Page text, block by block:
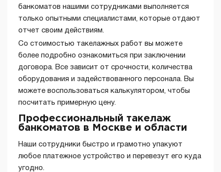
банкоматов нашими сотрудниками выполняется
только опытными специалистами, которые отдают
отчет своим действиям.
Со стоимостью такелажных работ вы можете
более подробно ознакомиться при заключении
договора. Все зависит от срочности, количества
оборудования и задействованного персонала. Вы
можете воспользоваться калькулятором, чтобы
посчитать примерную цену.
Профессиональный такелаж
банкоматов в Москве и области
Наши сотрудники быстро и грамотно упакуют
любое платежное устройство и перевезут его куда
угодно.